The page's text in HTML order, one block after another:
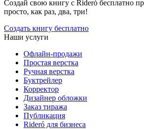
Создай свою книгу с Rideró бесплатно
просто, как раз, два, три!
Создать книгу бесплатно
Наши услуги
Офлайн-продажи
Простая верстка
Ручная верстка
Буктрейлер
Корректор
Дизайнер обложки
Заказ тиража
Публикация
Rideró для бизнеса